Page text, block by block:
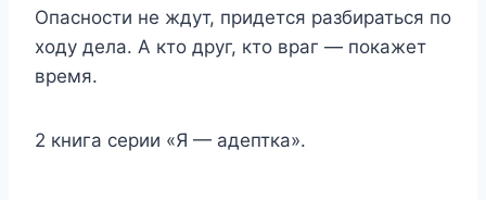
Опасности не ждут, придется разбираться по
ходу дела. А кто друг, кто враг — покажет
время.
2 книга серии «Я — адептка».